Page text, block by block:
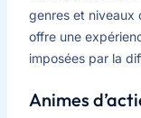
genres et niveaux
offre une
imposées par la
Animes